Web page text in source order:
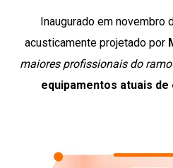
Inaugurado em novembro
acusticamente projetado por
maiores profissionais do
equipamentos atuais